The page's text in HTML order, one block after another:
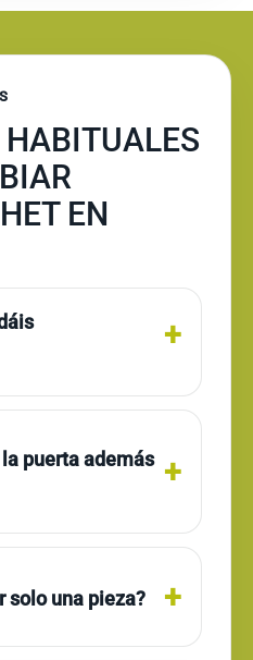
EN
puerta además
solo una pieza?